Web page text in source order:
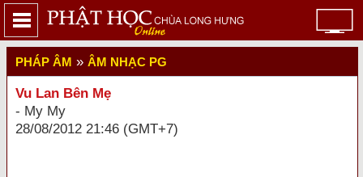
PHÁP ÂM » ÂM NHẠC PG
Vu Lan Bên Mẹ
- My My
28/08/2012 21:46 (GMT+7)